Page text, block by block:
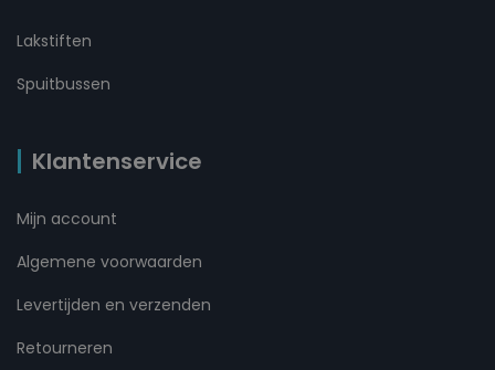
Lakstiften
Spuitbussen
Klantenservice
Mijn account
Algemene voorwaarden
Levertijden en verzenden
Retourneren